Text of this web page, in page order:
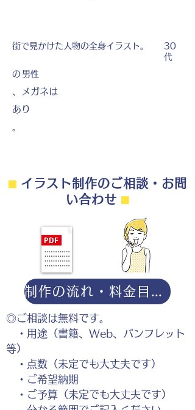
街で見かけた人物の全身イラスト。
30
代
の 男性
、メガネは
あり
。
⬛︎イラスト制作のご相談・お問
い合わせ ⬛︎
◎ご相談は無料です。
・用途（書籍、Web、パンフレット
等）
・点数（未定でも大丈夫です）
・ご希望納期
・ご予算（未定でも大丈夫です）